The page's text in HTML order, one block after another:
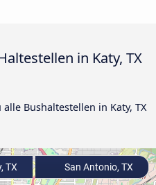
in Katy, TX
Bushaltestellen in Katy, TX
TX San Antonio, TX